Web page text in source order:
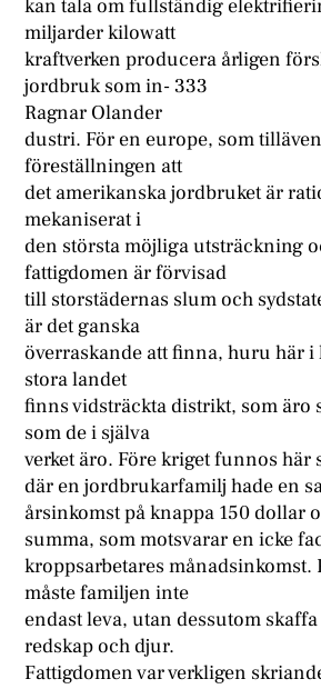
kan tala om fullständig
miljarder kilowatt
kraftverken producera årligen
jordbruk som in- 333
Ragnar Olander
dustri. För en europe, som
föreställningen att
det amerikanska jordbruket är
mekaniserat i
den största möjliga utsträckning
fattigdomen är förvisad
till storstädernas slum och
är det ganska
överraskande att finna, huru här i
stora landet
finns vidsträckta distrikt, som äro
som de i själva
verket äro. Före kriget funnos här
där en jordbrukarfamilj hade en
årsinkomst på knappa 150 dollar
summa, som motsvarar en icke
kroppsarbetares månadsinkomst.
måste familjen inte
endast leva, utan dessutom
redskap och djur.
Fattigdomen var verkligen